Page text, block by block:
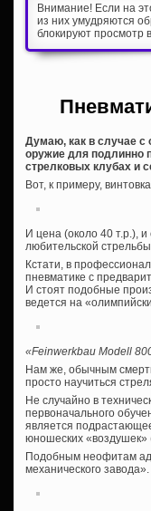
Внимание! Если на
из них умудряются
блокируют просмотр
Думаю, как в случае с
оружие для подлинно
стрелковых клубах и
Вот, к примеру,
И цена (около 40 т.р.),
любительской
Кстати, в
пневматике с
И стоят подобные
ведется на
«Feinwerkbau Modell
Нам же, обычным
просто научиться
Не случайно в
первоначального
является
юношеских «воздушек»
Подобным неофитам
механического